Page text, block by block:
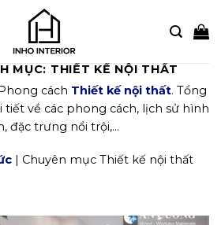
MỤC: THIẾT KẾ NỘI THẤT
cách Thiết kế nội thất. Tổng
về các phong cách, lịch sử hình
đặc trưng nổi trội,…
| Chuyên mục Thiết kế nội thất